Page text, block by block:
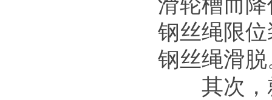
滑轮槽而
钢丝绳限
钢丝绳滑脱
其次，就